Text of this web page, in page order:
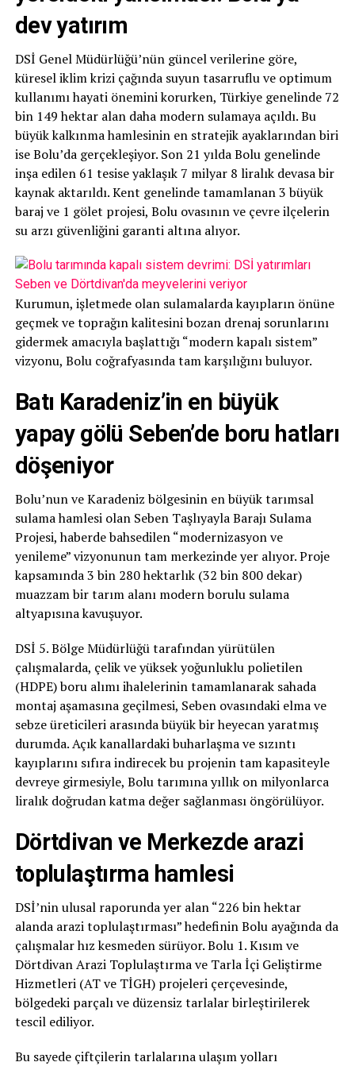
dev yatırım
DSİ Genel Müdürlüğü’nün güncel verilerine göre,
küresel iklim krizi çağında suyun tasarruflu ve optimum
kullanımı hayati önemini korurken, Türkiye genelinde 72
bin 149 hektar alan daha modern sulamaya açıldı. Bu
büyük kalkınma hamlesinin en stratejik ayaklarından biri
ise Bolu’da gerçekleşiyor. Son 21 yılda Bolu genelinde
inşa edilen 61 tesise yaklaşık 7 milyar 8 liralık devasa bir
kaynak aktarıldı. Kent genelinde tamamlanan 3 büyük
baraj ve 1 gölet projesi, Bolu ovasının ve çevre ilçelerin
su arzı güvenliğini garanti altına alıyor.
Kurumun, işletmede olan sulamalarda kayıpların önüne
geçmek ve toprağın kalitesini bozan drenaj sorunlarını
gidermek amacıyla başlattığı “modern kapalı sistem”
vizyonu, Bolu coğrafyasında tam karşılığını buluyor.
Batı Karadeniz’in en büyük
yapay gölü Seben’de boru hatları
döşeniyor
Bolu’nun ve Karadeniz bölgesinin en büyük tarımsal
sulama hamlesi olan Seben Taşlıyayla Barajı Sulama
Projesi, haberde bahsedilen “modernizasyon ve
yenileme” vizyonunun tam merkezinde yer alıyor. Proje
kapsamında 3 bin 280 hektarlık (32 bin 800 dekar)
muazzam bir tarım alanı modern borulu sulama
altyapısına kavuşuyor.
DSİ 5. Bölge Müdürlüğü tarafından yürütülen
çalışmalarda, çelik ve yüksek yoğunluklu polietilen
(HDPE) boru alımı ihalelerinin tamamlanarak sahada
montaj aşamasına geçilmesi, Seben ovasındaki elma ve
sebze üreticileri arasında büyük bir heyecan yaratmış
durumda. Açık kanallardaki buharlaşma ve sızıntı
kayıplarını sıfıra indirecek bu projenin tam kapasiteyle
devreye girmesiyle, Bolu tarımına yıllık on milyonlarca
liralık doğrudan katma değer sağlanması öngörülüyor.
Dörtdivan ve Merkezde arazi
toplulaştırma hamlesi
DSİ’nin ulusal raporunda yer alan “226 bin hektar
alanda arazi toplulaştırması” hedefinin Bolu ayağında da
çalışmalar hız kesmeden sürüyor. Bolu 1. Kısım ve
Dörtdivan Arazi Toplulaştırma ve Tarla İçi Geliştirme
Hizmetleri (AT ve TİGH) projeleri çerçevesinde,
bölgedeki parçalı ve düzensiz tarlalar birleştirilerek
tescil ediliyor.
Bu sayede çiftçilerin tarlalarına ulaşım yolları